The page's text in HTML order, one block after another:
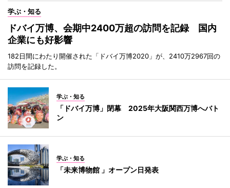
学ぶ・知る
ドバイ万博、会期中2400万超の訪問を記録 国内
企業にも好影響
182日間にわたり開催された「ドバイ万博2020」が、2410万2967回の
訪問を記録した。
学ぶ・知る
「ドバイ万博」閉幕 2025年大阪関西万博へバト
ン
学ぶ・知る
「未来博物館 」オープン日発表